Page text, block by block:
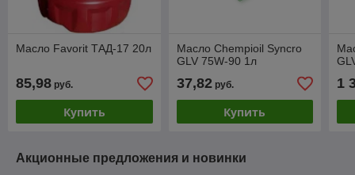
Масло Favorit ТАД-17 20л
85,98 руб.
Купить
Масло Chempioil Syncro
GLV 75W-90 1л
37,82руб.
Купить
1
Акционные предложения и новинки